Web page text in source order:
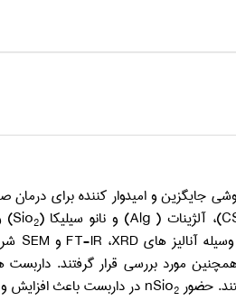
جایگزین و امیدوار کننده برای درمان
)، آلژینات (Alg) و نانو سیلیکا ( Sio2
)
آنالیز هایXRD، FT-IR و SEM
حضور nSio2
در داربست باعث افزایش